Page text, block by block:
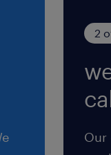
す！(※バス代
2
Our